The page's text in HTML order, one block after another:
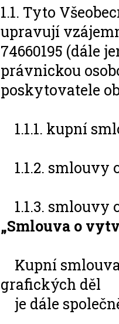
1.1. Tyto
upravují
74660195 (dále
právnickou
poskytovatele
1.1.1. kupní
1.1.2. smlouvy
1.1.3. smlouvy
„Smlouva o
Kupní
grafických děl
je dále